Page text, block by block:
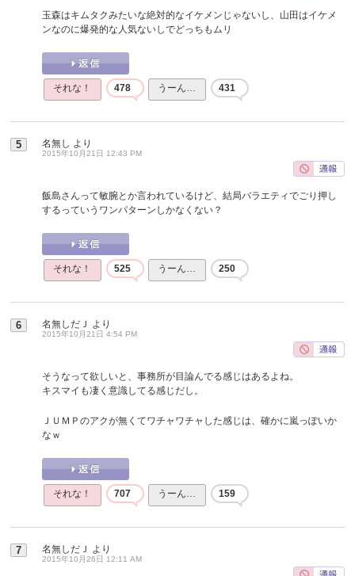
玉森はキムタクみたいな絶対的なイケメンじゃないし、山田はイケメ
ンなのに爆発的な人気ないしでどっちもムリ
それな！ 478 うーん… 431
5 名無し より
2015年10月21日 12:43 PM
飯島さんって敏腕とか言われているけど、結局バラエティでごり押し
するっていうワンパターンしかなくない？
それな！ 525 うーん… 250
6 名無しだＪ より
2015年10月21日 4:54 PM
そうなって欲しいと、事務所が目論んでる感じはあるよね。
キスマイも凄く意識してる感じだし。
ＪＵＭＰのアクが無くてワチャワチャした感じは、確かに嵐っぽいか
なｗ
それな！ 707 うーん… 159
7 名無しだＪ より
2015年10月26日 12:11 AM